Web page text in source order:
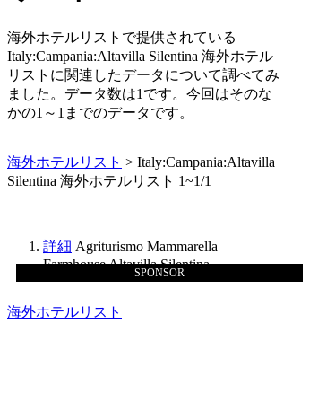
海外ホテルリストで提供されている
Italy:Campania:Altavilla Silentina 海外ホテル
リストに関連したデータについて調べてみ
ました。データ数は1です。今回はそのな
かの1～1までのデータです。
海外ホテルリスト > Italy:Campania:Altavilla
Silentina 海外ホテルリスト 1~1/1
詳細 Agriturismo Mammarella
Farmhouse Altavilla Silentina
海外ホテルリスト
SPONSOR